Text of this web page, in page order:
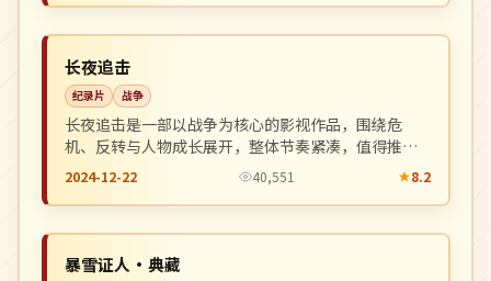
美国
长夜追击
纪录片 战争
长夜追击是一部以战争为核心的影视作品，围绕危
机、反转与人物成长展开，整体节奏紧凑，值得推荐
观看。
2024-12-22 40,551 8.2
中国
暴雪证人·典藏